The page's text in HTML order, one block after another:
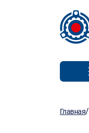
Главная/